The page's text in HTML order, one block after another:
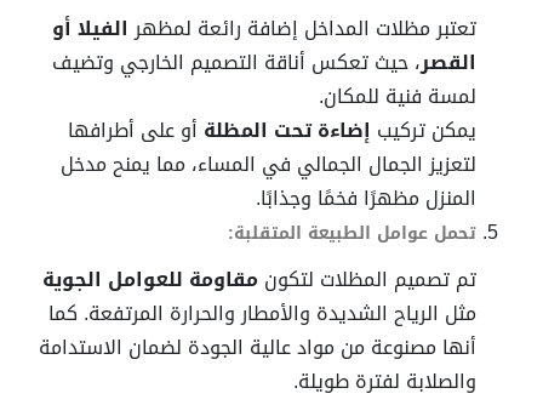
تعتبر مظلات المداخل إضافة رائعة لمظهرالفيلا أو
القصر، حيث تعكس أناقة التصميم الخارجي وتضيف
لمسة فنية للمكان.
يمكن تركيب إضاءة تحت المظلة أو على أطرافها
لتعزيز الجمال الجمالي في المساء، مما يمنح مدخل
المنزل مظهرًا فخمًا وجذابًا.
تحمل عوامل الطبيعة المتقلبة:
تم تصميم المظلات لتكونمقاومة للعوامل الجوية
مثل الرياح الشديدة والأمطار والحرارة المرتفعة. كما
أنها مصنوعة من مواد عالية الجودة لضمان الاستدامة
والصلابة لفترة طويلة.